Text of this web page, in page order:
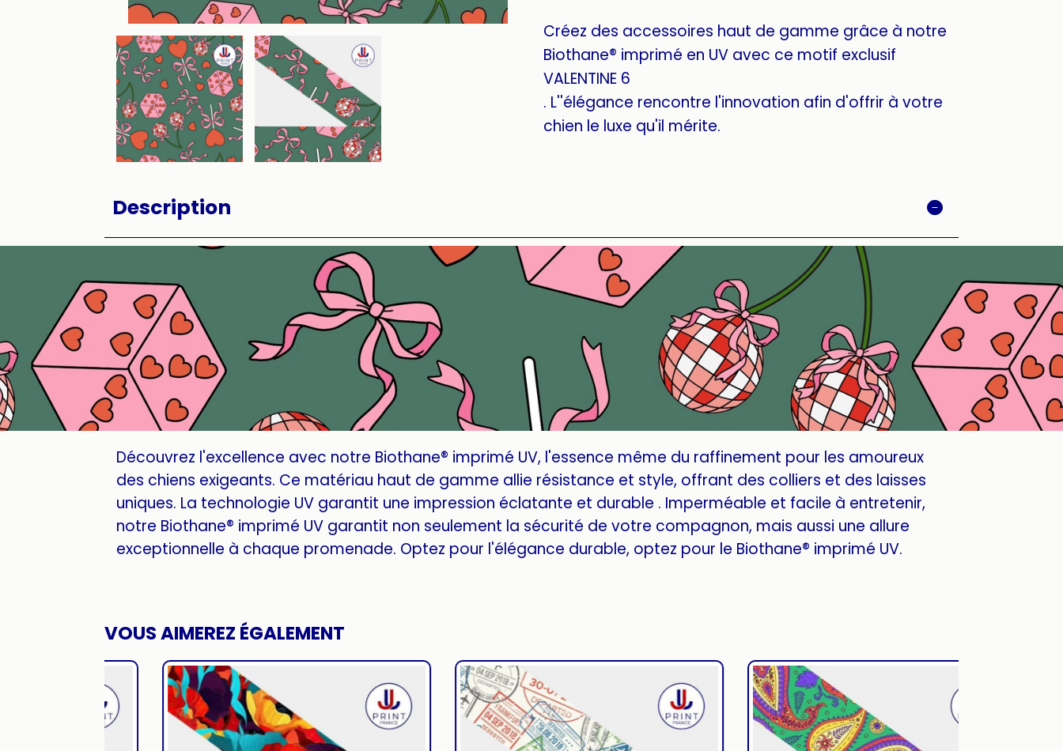
Créez des accessoires haut de gamme grâce à notre
Biothane® imprimé en UV avec ce motif exclusif
VALENTINE 6
. L''élégance rencontre l'innovation afin d'offrir à votre
chien le luxe qu'il mérite.
Description
Découvrez l'excellence avec notre Biothane® imprimé UV, l'essence même du raffinement pour les amoureux
des chiens exigeants. Ce matériau haut de gamme allie résistance et style, offrant des colliers et des laisses
uniques. La technologie UV garantit une impression éclatante et durable . Imperméable et facile à entretenir,
notre Biothane® imprimé UV garantit non seulement la sécurité de votre compagnon, mais aussi une allure
exceptionnelle à chaque promenade. Optez pour l'élégance durable, optez pour le Biothane® imprimé UV.
VOUS AIMEREZ ÉGALEMENT